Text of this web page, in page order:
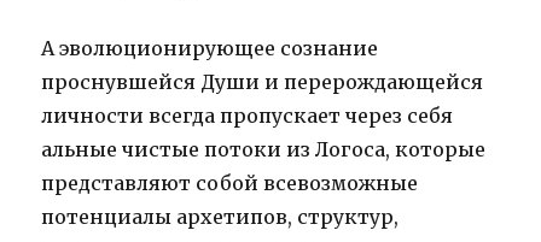
А эволюционирующее сознание
проснувшейся Души и перерождающейся
личности всегда пропускает через себя
альные чистые потоки из Логоса, которые
представляют собой всевозможные
потенциалы архетипов, структур,